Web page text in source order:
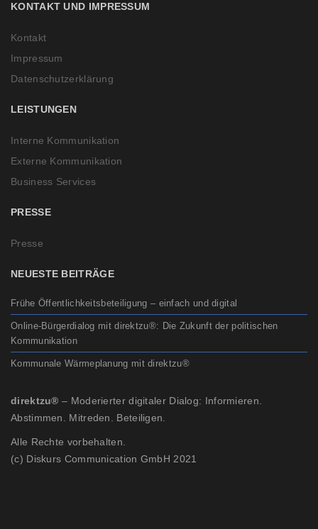
KONTAKT UND IMPRESSUM
Kontakt
Impressum
Datenschutzerklärung
LEISTUNGEN
Interne Kommunikation
Externe Kommunikation
Business Services
PRESSE
Presse
NEUESTE BEITRÄGE
Frühe Öffentlichkeitsbeteiligung – einfach und digital
Online-Bürgerdialog mit direktzu®: Die Zukunft der politischen
Kommunikation
Kommunale Wärmeplanung mit direktzu®
direktzu® – Moderierter digitaler Dialog: Informieren.
Abstimmen. Mitreden. Beteiligen.
Alle Rechte vorbehalten.
(c) Diskurs Communication GmbH 2021